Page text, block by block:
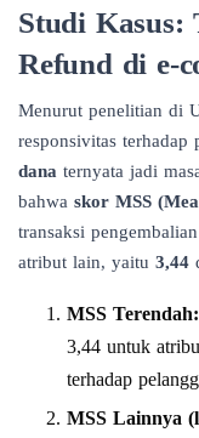
Studi Kasus:
Refund di e-
Menurut penelitian di
responsivitas terhadap
dana ternyata jadi
bahwa skor MSS
transaksi
atribut lain, yaitu 3,44
MSS Terendah:
3,44 untuk
terhadap
MSS Lainnya